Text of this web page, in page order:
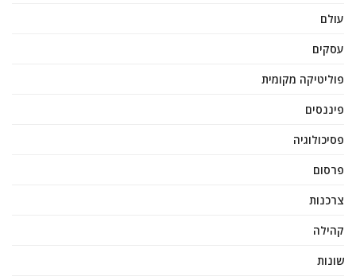
עולם
עסקים
פוליטיקה מקומית
פיננסים
פסיכולוגיה
פרסום
צרכנות
קהילה
שונות